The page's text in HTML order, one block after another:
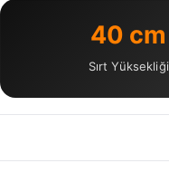
40 cm
Sırt Yüksekliği